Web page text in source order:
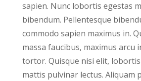
sapien. Nunc lobortis egestas
bibendum. Pellentesque
commodo sapien maximus in.
massa faucibus, maximus arcu
tortor. Quisque nisi elit, lobortis
mattis pulvinar lectus. Aliquam